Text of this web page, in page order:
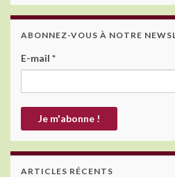
ABONNEZ-VOUS À NOTRE
E-mail *
ARTICLES RÉCENTS